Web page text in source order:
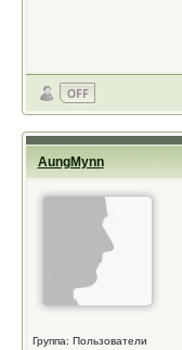
AungMynn
Группа: Пользователи